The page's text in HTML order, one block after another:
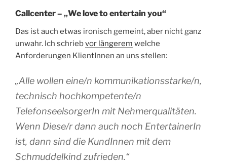
Callcenter – „We love to entertain you“
Das ist auch etwas ironisch gemeint, aber nicht ganz
unwahr. Ich schriebvor längerem welche
Anforderungen KlientInnen an uns stellen:
„Alle wollen eine/n kommunikationsstarke/n,
technisch hochkompetente/n
TelefonseelsorgerIn mit Nehmerqualitäten.
Wenn Diese/r dann auch noch EntertainerIn
ist, dann sind die KundInnen mit dem
Schmuddelkind zufrieden.“